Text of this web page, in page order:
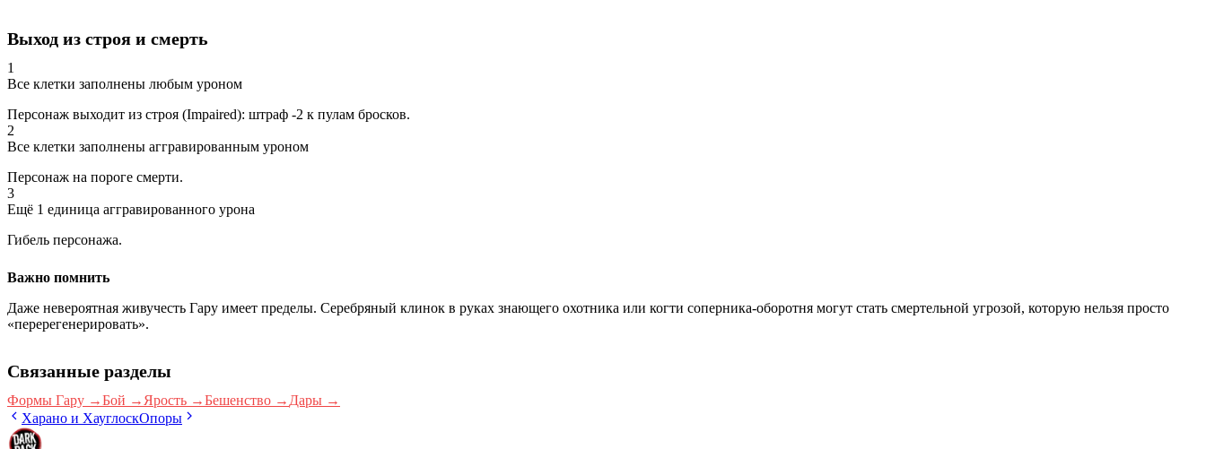
Выход из строя и смерть
1
Все клетки заполнены любым уроном
Персонаж выходит из строя (Impaired): штраф -2 к пулам бросков.
2
Все клетки заполнены аггравированным уроном
Персонаж на пороге смерти.
3
Ещё 1 единица аггравированного урона
Гибель персонажа.
Важно помнить
Даже невероятная живучесть Гару имеет пределы. Серебряный клинок в руках знающего охотника или когти соперника-оборотня могут стать смертельной угрозой, которую нельзя просто
«перерегенерировать».
Связанные разделы
Формы Гару →Бой → Ярость →Бешенство → Дары →
Харано и ХауглоскОпоры